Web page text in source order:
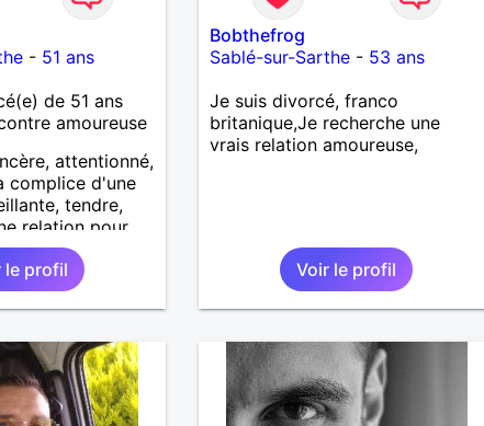
- 51 ans
de 51 ans
amoureuse
attentionné,
complice d'une
tendre,
relation pour
mais bien pour
et aimer. J'aime
amis, les
faire des
m'amuser,
famille, j'ai
Côté pro,
le profil
Bobthefrog
Sablé-sur-Sarthe - 53 ans
Je suis divorcé, franco
britanique,Je recherche une
vrais relation amoureuse,
Voir le profil